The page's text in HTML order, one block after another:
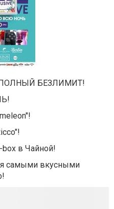
ПОЛНЫЙ БЕЗЛИМИТ!
box в Чайной!
самыми вкусными